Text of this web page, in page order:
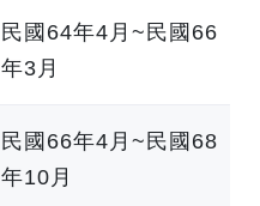
民國64年4月~民國66
年3月
民國66年4月~民國68
年10月